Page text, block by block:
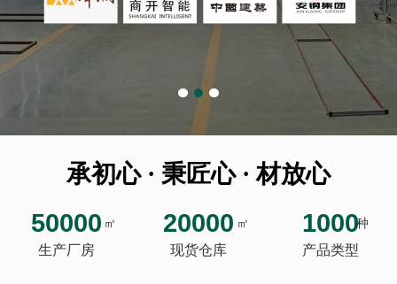
承初心 · 秉匠心 · 材放心
50000 ㎡
生产厂房
20000 ㎡
现货仓库
1000种
产品类型